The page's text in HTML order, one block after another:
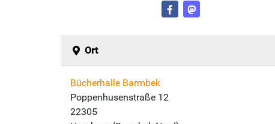
Ort
Bücherhalle Barmbek
Poppenhusenstraße 12
22305